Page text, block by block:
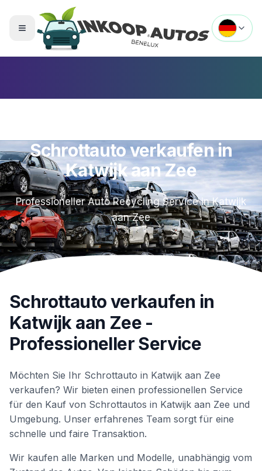
Menü umschalten
Schrottauto verkaufen in
Katwijk aan Zee
Professioneller Auto Recycling Service inKatwijk
aan Zee
Schrottauto verkaufen in
Katwijk aan Zee -
Professioneller Service
Möchten Sie Ihr Schrottauto in Katwijk aan Zee
verkaufen? Wir bieten einen professionellen Service
für den Kauf von Schrottautos in Katwijk aan Zee und
Umgebung. Unser erfahrenes Team sorgt für eine
schnelle und faire Transaktion.
Wir kaufen alle Marken und Modelle, unabhängig vom